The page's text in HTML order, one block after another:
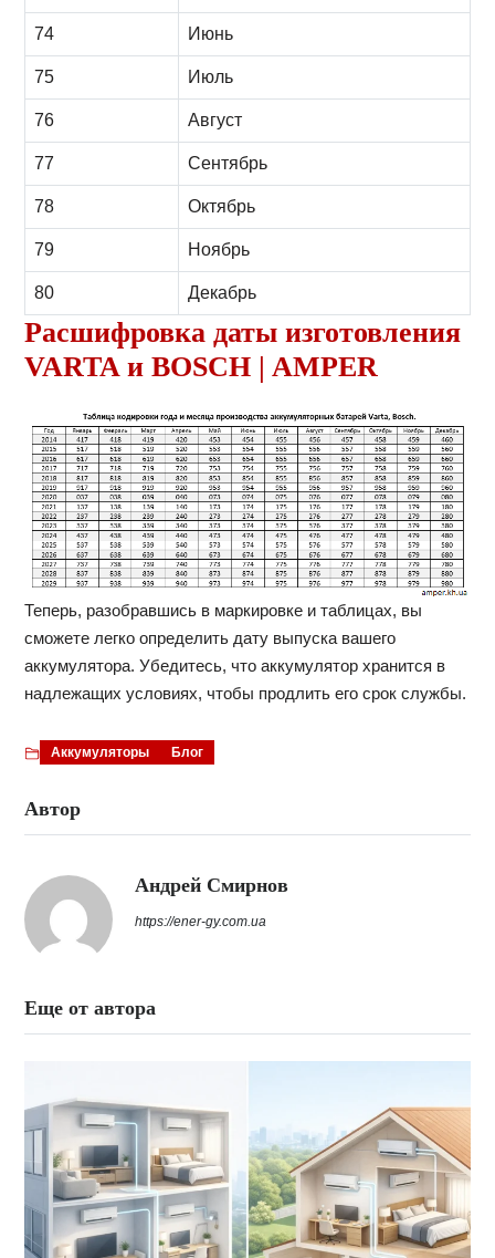
74 Июнь
75 Июль
76 Август
77 Сентябрь
78 Октябрь
79 Ноябрь
80 Декабрь
Расшифровка даты изготовления
VARTA и BOSCH | AMPER
Теперь, разобравшись в маркировке и таблицах, вы
сможете легко определить дату выпуска вашего
аккумулятора. Убедитесь, что аккумулятор хранится в
надлежащих условиях, чтобы продлить его срок службы.
Аккумуляторы Блог
Автор
Андрей Смирнов
https://ener-gy.com.ua
Еще от автора